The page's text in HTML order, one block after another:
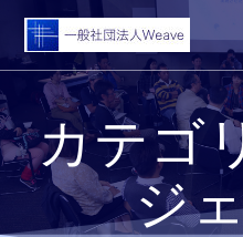
カテゴ
ジ